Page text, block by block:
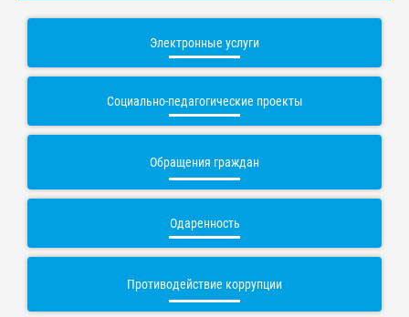
Электронные услуги
Социально-педагогические проекты
Обращения граждан
Одаренность
Противодействие коррупции